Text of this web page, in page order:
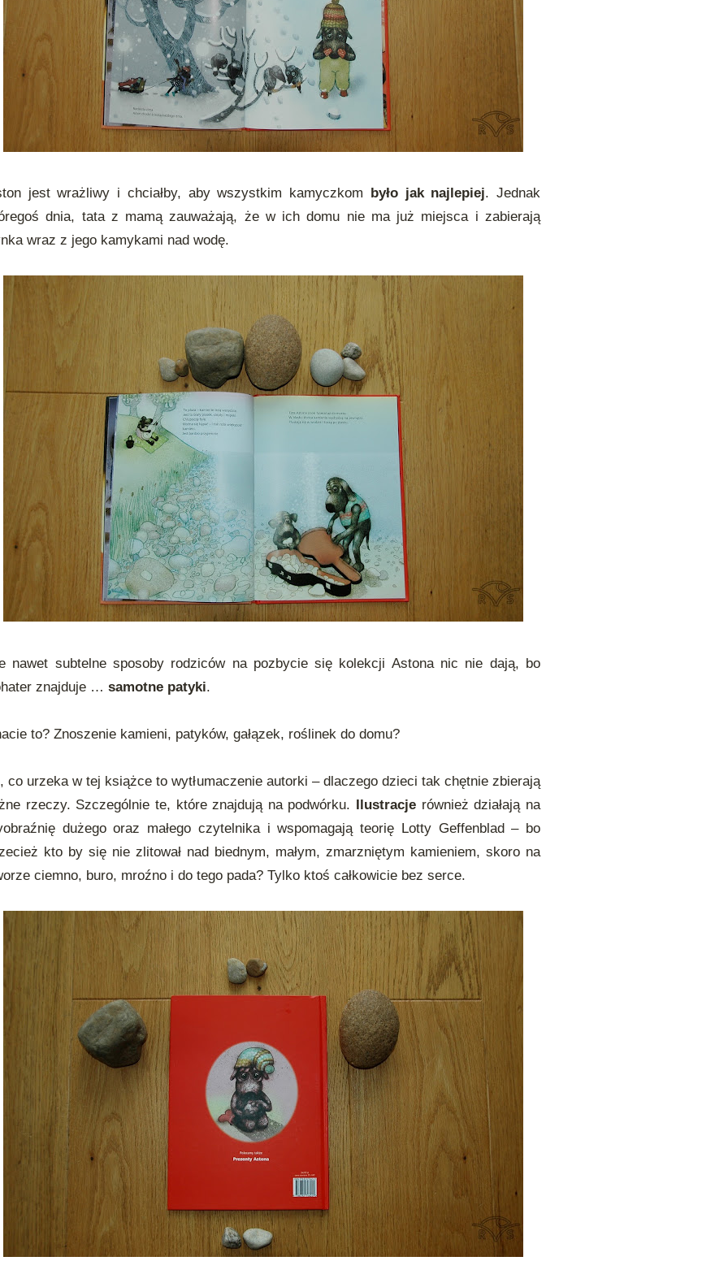
jest wrażliwy i chciałby, aby wszystkim kamyczkom było jak najlepiej. Jednak
dnia, tata z mamą zauważają, że w ich domu nie ma już miejsca i zabierają
wraz z jego kamykami nad wodę.
nawet subtelne sposoby rodziców na pozbycie się kolekcji Astona nic nie dają, bo
znajduje … samotne patyki.
to? Znoszenie kamieni, patyków, gałązek, roślinek do domu?
co urzeka w tej książce to wytłumaczenie autorki – dlaczego dzieci tak chętnie zbierają
rzeczy. Szczególnie te, które znajdują na podwórku. Ilustracje również działają na
dużego oraz małego czytelnika i wspomagają teorię Lotty Geffenblad – bo
kto by się nie zlitował nad biednym, małym, zmarzniętym kamieniem, skoro na
ciemno, buro, mroźno i do tego pada? Tylko ktoś całkowicie bez serce.